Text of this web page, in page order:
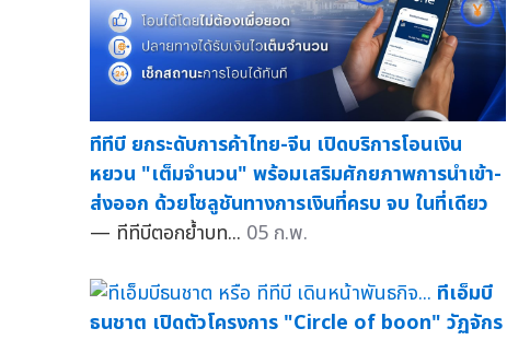
ทีทีบี ยกระดับการค้าไทย-จีน เปิดบริการโอนเงิน
หยวน "เต็มจำนวน" พร้อมเสริมศักยภาพการนำเข้า-
ส่งออก ด้วยโซลูชันทางการเงินที่ครบ จบ ในที่เดียว
— ทีทีบีตอกย้ำบท... 05 ก.พ.
ทีเอ็มบี
ธนชาต เปิดตัวโครงการ "Circle of boon" วัฏจักร